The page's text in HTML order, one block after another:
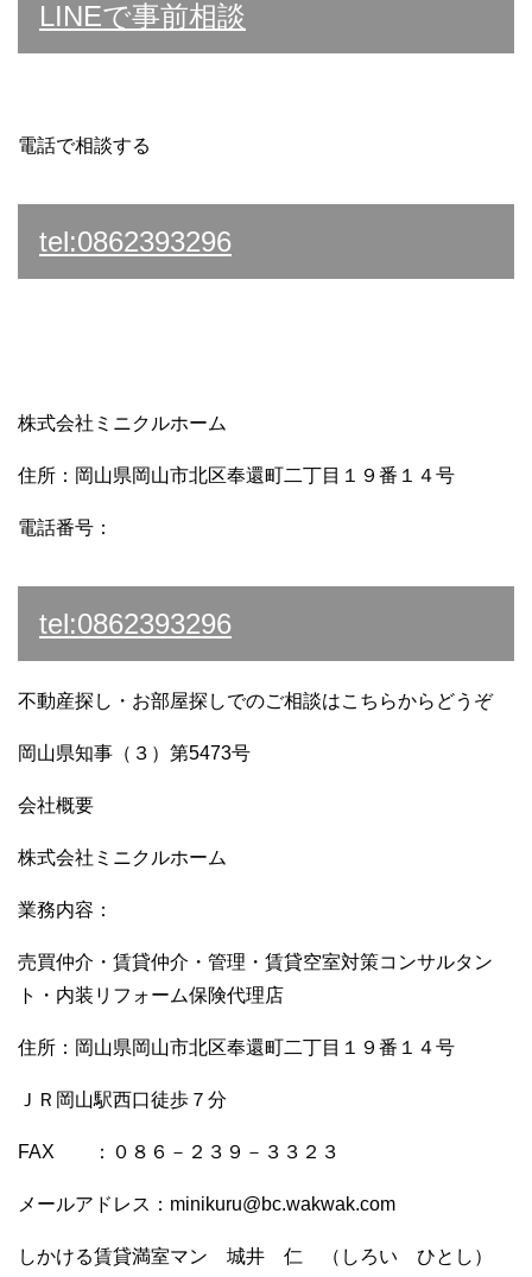
LINEで事前相談
電話で相談する
tel:0862393296
株式会社ミニクルホーム
住所：岡山県岡山市北区奉還町二丁目１９番１４号
電話番号：
tel:0862393296
不動産探し・お部屋探しでのご相談はこちらからどうぞ
岡山県知事（３）第5473号
会社概要
株式会社ミニクルホーム
業務内容：
売買仲介・賃貸仲介・管理・賃貸空室対策コンサルタン
ト・内装リフォーム保険代理店
住所：岡山県岡山市北区奉還町二丁目１９番１４号
ＪＲ岡山駅西口徒歩７分
FAX ：０８６－２３９－３３２３
メールアドレス：minikuru@bc.wakwak.com
しかける賃貸満室マン 城井 仁 （しろい ひとし）